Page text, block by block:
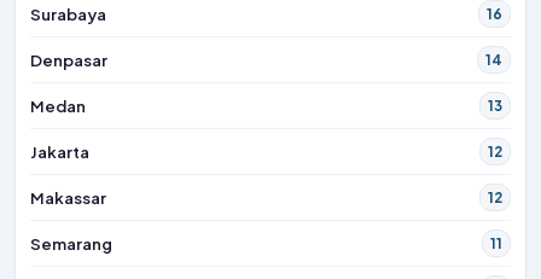
Medan 13
Jakarta 12
Makassar 12
Semarang 11
Palembang 11